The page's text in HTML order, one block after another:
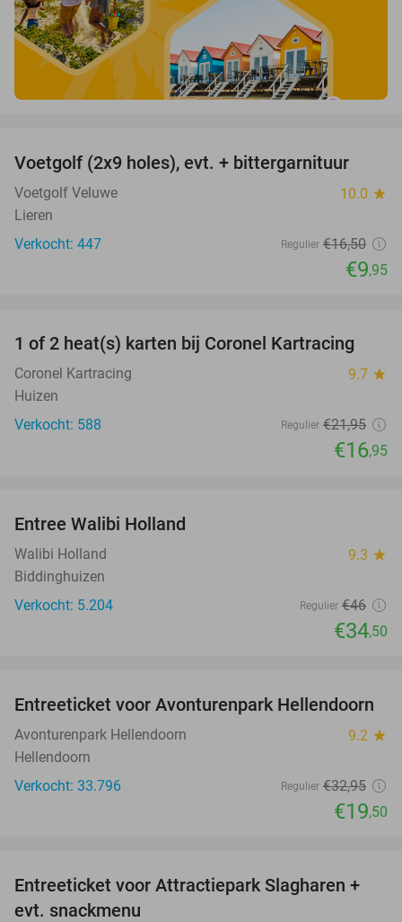
40%
Voetgolf (2x9 holes), evt. + bittergarnituur
Voetgolf Veluwe 10.0 star
Lieren
Verkocht: 447
Regulier €16,50
€9,95
23%
1 of 2 heat(s) karten bij Coronel Kartracing
Coronel Kartracing 9.7 star
Huizen
Verkocht: 588
Regulier €21,95
€16,95
Entree Walibi Holland
Walibi Holland 9.3 star
Biddinghuizen
Verkocht: 5.204
Regulier €46
€34,50
41%
Entreeticket voor Avonturenpark Hellendoorn
Avonturenpark Hellendoorn 9.2 star
Hellendoorn
Verkocht: 33.796
Regulier €32,95
€19,50
41%
Entreeticket voor Attractiepark Slagharen +
evt. snackmenu